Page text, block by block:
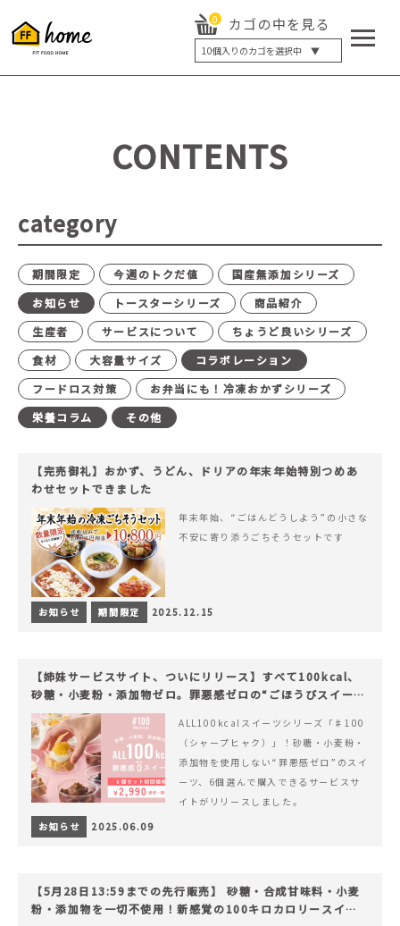
0 カゴの中を見る
10個入りのカゴを選択中 ▼
5個入り
20個入り
最大12%OFF
CONTENTS
category
期間限定 今週のトクだ値
国産無添加シリーズ
お知らせ
トースターシリーズ
商品紹介
生産者
サービスについて
ちょうど良いシリーズ
食材
大容量サイズ
コラボレーション
フードロス対策
お弁当にも！冷凍おかずシリーズ
栄養コラム
その他
【完売御礼】おかず、うどん、ドリアの年末年始特別つめあ
わせセットできました
年末年始、“ごはんどうしよう”の小さな
不安に寄り添うごちそうセットです
お知らせ 期間限定 2025.12.15
【姉妹サービスサイト、ついにリリース】すべて100kcal、
砂糖・小麦粉・添加物ゼロ。罪悪感ゼロの“ごほうびスイー
ツ”『#100（シャープ100）』
ALL100kcalスイーツシリーズ「♯100
（シャープヒャク）」！砂糖・小麦粉・
添加物を使用しない“罪悪感ゼロ”のスイ
ーツ、6個選んで購入できるサービスサ
イトがリリースしました。
お知らせ
2025.06.09
【5月28日13:59までの先行販売】 砂糖・合成甘味料・小麦
粉・添加物を一切不使用！新感覚の100キロカロリースイー